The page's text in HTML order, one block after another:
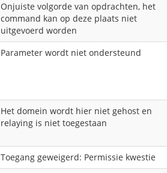
Onjuiste volgorde van opdrachten, het
command kan op deze plaats niet
uitgevoerd worden
Parameter wordt niet ondersteund
Het domein wordt hier niet gehost en
relaying is niet toegestaan
Toegang geweigerd: Permissie kwestie